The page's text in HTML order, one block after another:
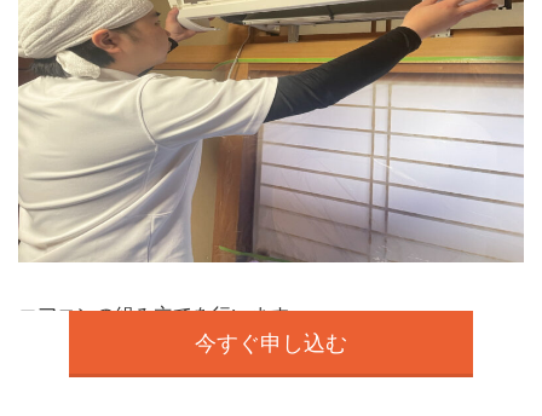
エアコンの組み立てを行います。
今すぐ申し込む